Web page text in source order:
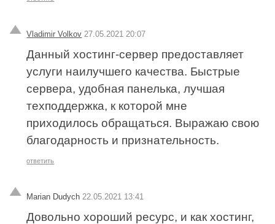
Vladimir Volkov 27.05.2021 20:07
Данный хостинг-сервер предоставляет
услуги наилучшего качества. Быстрые
сервера, удобная панелька, лучшая
техподдержка, к которой мне
приходилось обращаться. Выражаю свою
благодарность и признательность.
ответить
Marian Dudych 22.05.2021 13:41
Довольно хороший ресурс, и как хостинг,